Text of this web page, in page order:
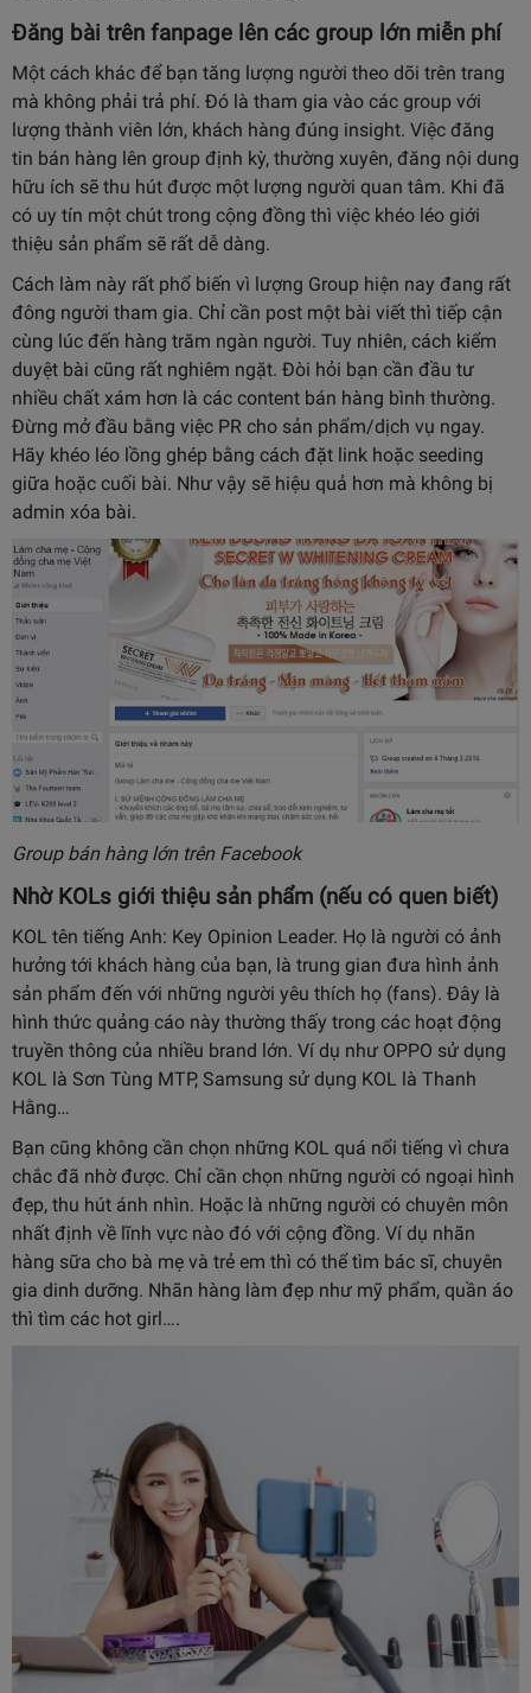
Đăng bài trên fanpage lên các group lớn miễn phí
Một cách khác để bạn tăng lượng người theo dõi trên trang
mà không phải trả phí. Đó là tham gia vào các group với
lượng thành viên lớn, khách hàng đúng insight. Việc đăng
tin bán hàng lên group định kỳ, thường xuyên, đăng nội dung
hữu ích sẽ thu hút được một lượng người quan tâm. Khi đã
có uy tín một chút trong cộng đồng thì việc khéo léo giới
thiệu sản phẩm sẽ rất dễ dàng.
Cách làm này rất phổ biến vì lượng Group hiện nay đang rất
đông người tham gia. Chỉ cần post một bài viết thì tiếp cận
cùng lúc đến hàng trăm ngàn người. Tuy nhiên, cách kiểm
duyệt bài cũng rất nghiêm ngặt. Đòi hỏi bạn cần đầu tư
nhiều chất xám hơn là các content bán hàng bình thường.
Đừng mở đầu bằng việc PR cho sản phẩm/dịch vụ ngay.
Hãy khéo léo lồng ghép bằng cách đặt link hoặc seeding
giữa hoặc cuối bài. Như vậy sẽ hiệu quả hơn mà không bị
admin xóa bài.
Group bán hàng lớn trên Facebook
Nhờ KOLs giới thiệu sản phẩm (nếu có quen biết)
KOL tên tiếng Anh: Key Opinion Leader. Họ là người có ảnh
hưởng tới khách hàng của bạn, là trung gian đưa hình ảnh
sản phẩm đến với những người yêu thích họ (fans). Đây là
hình thức quảng cáo này thường thấy trong các hoạt động
truyền thông của nhiều brand lớn. Ví dụ như OPPO sử dụng
KOL là Sơn Tùng MTP, Samsung sử dụng KOL là Thanh
Hằng…
Bạn cũng không cần chọn những KOL quá nổi tiếng vì chưa
chắc đã nhờ được. Chỉ cần chọn những người có ngoại hình
đẹp, thu hút ánh nhìn. Hoặc là những người có chuyên môn
nhất định về lĩnh vực nào đó với cộng đồng. Ví dụ nhãn
hàng sữa cho bà mẹ và trẻ em thì có thể tìm bác sĩ, chuyên
gia dinh dưỡng. Nhãn hàng làm đẹp như mỹ phẩm, quần áo
thì tìm các hot girl….